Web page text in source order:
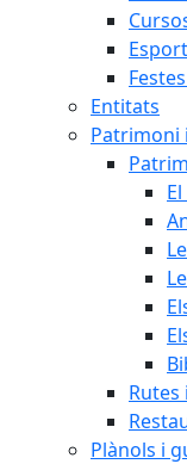
Entitats
Patrimoni
Rutes
Plànols i